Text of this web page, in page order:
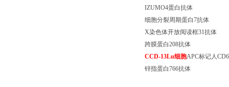
IZUMO4蛋白抗体
细胞分裂周期蛋白7抗体
X染色体开放阅读框31抗体
跨膜蛋白208抗体
CCD-13Lu细胞APC标记人
锌指蛋白766抗体